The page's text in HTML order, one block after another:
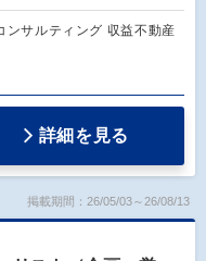
ンサルティング 収益不動産
詳細を見る
掲載期間：26/05/03～26/08/13